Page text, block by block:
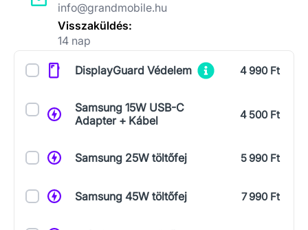
info@grandmobile.hu
Visszaküldés:
14 nap
KiegészítőkDisplayGuard Védelem 4 990 Ft
Samsung 15W USB-C
Adapter + Kábel
4 500 Ft
Samsung 25W töltőfej 5 990 Ft
Samsung 45W töltőfej 7 990 Ft